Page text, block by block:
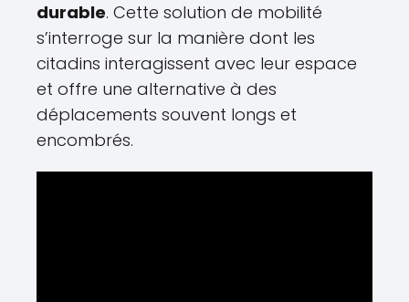
durable. Cette solution de mobilité
s’interroge sur la manière dont les
citadins interagissent avec leur espace
et offre une alternative à des
déplacements souvent longs et
encombrés.